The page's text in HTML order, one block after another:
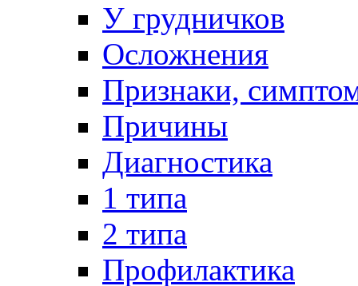
У грудничков
Осложнения
Признаки,
Причины
Диагностика
1 типа
2 типа
Профилактика